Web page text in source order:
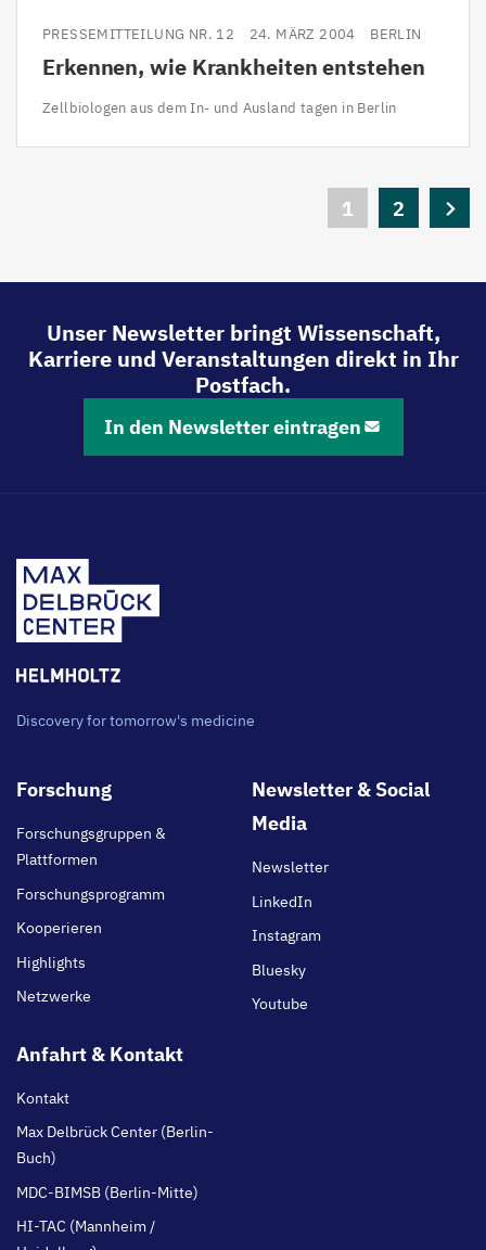
PRESSEMITTEILUNG NR. 12 24. MÄRZ 2004 BERLIN
Erkennen, wie Krankheiten entstehen
Zellbiologen aus dem In- und Ausland tagen in Berlin
Aktuelle
1 Seite
2
Unser Newsletter bringt Wissenschaft,
Karriere und Veranstaltungen direkt in Ihr
Postfach.
In den Newsletter eintragen
Discovery for tomorrow's medicine
Footer
Forschung
Forschungsgruppen &
Plattformen
Forschungsprogramm
Kooperieren
Highlights
Netzwerke
Newsletter & Social
Media
Newsletter
LinkedIn
Instagram
Bluesky
Youtube
Anfahrt & Kontakt
Kontakt
Max Delbrück Center (Berlin-
Buch)
MDC-BIMSB (Berlin-Mitte)
HI-TAC (Mannheim /